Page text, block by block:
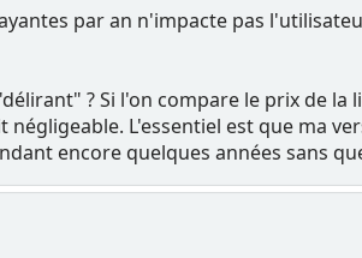
par an n'impacte pas
? Si l'on compare le prix de la
L'essentiel est que ma
encore quelques années sans